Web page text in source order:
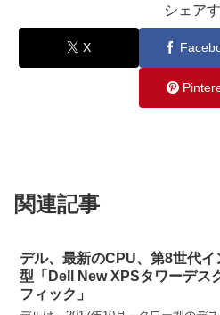
シェア
X
関連記事
デル、最新のCPU、第8世代
型「Dell New XPSタワーデス
フィック」